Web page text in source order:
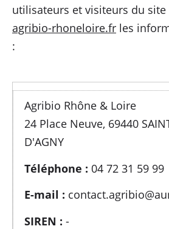
utilisateurs et visiteurs du site
agribio-rhoneloire.fr les
:
Agribio Rhône & Loire
24 Place Neuve, 69440
D'AGNY
Téléphone : 04 72 31 59 99
E-mail :
SIREN : -